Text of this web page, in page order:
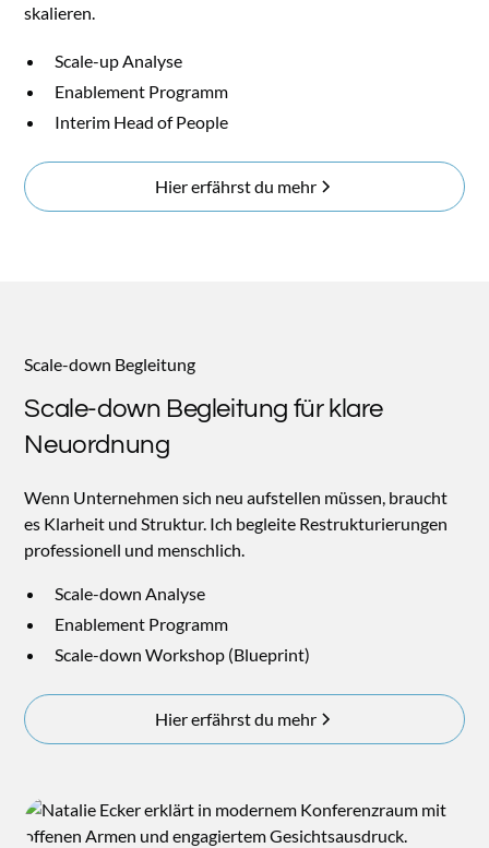
skalieren.
Scale-up Analyse
Enablement Programm
Interim Head of People
Hier erfährst du mehr
Scale-down Begleitung
Scale-down Begleitung für klare
Neuordnung
Wenn Unternehmen sich neu aufstellen müssen, braucht
es Klarheit und Struktur. Ich begleite Restrukturierungen
professionell und menschlich.
Scale-down Analyse
Enablement Programm
Scale-down Workshop (Blueprint)
Hier erfährst du mehr